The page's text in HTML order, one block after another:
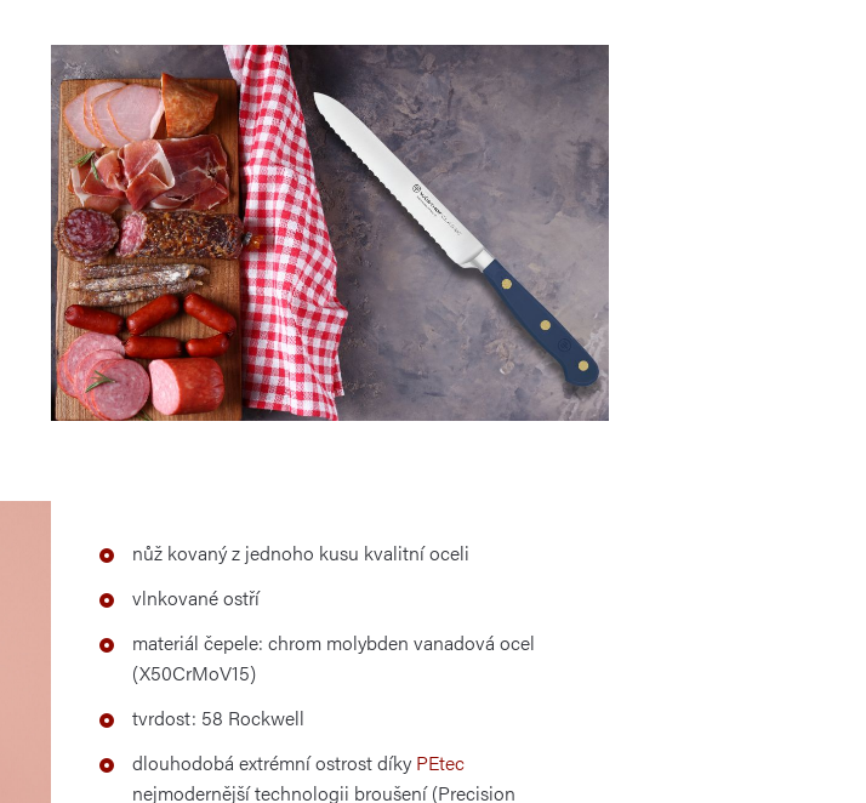
nůž kovaný z jednoho kusu kvalitní oceli
vlnkované ostří
materiál čepele: chrom molybden vanadová ocel
(X50CrMoV15)
tvrdost: 58 Rockwell
dlouhodobá extrémní ostrost díky PEtec
nejmodernější technologii broušení (Precision